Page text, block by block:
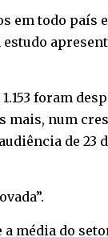
em todo país
estudo
foram
num
de
média do